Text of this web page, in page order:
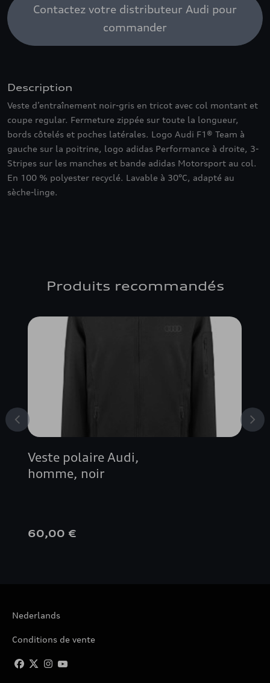
Contactez votre distributeur Audi pour
commander
Description
Veste d’entraînement noir-gris en tricot avec col montant et
coupe regular. Fermeture zippée sur toute la longueur,
bords côtelés et poches latérales. Logo Audi F1® Team à
gauche sur la poitrine, logo adidas Performance à droite, 3-
Stripes sur les manches et bande adidas Motorsport au col.
En 100 % polyester recyclé. Lavable à 30°C, adapté au
sèche-linge.
Produits recommandés
Veste polaire Audi,
homme, noir
60,00 €
Nederlands
Conditions de vente